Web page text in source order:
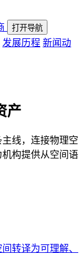
打开导航
发展历程 新闻动
产
线，连接物理空
构提供从空间语
转译为可理解、